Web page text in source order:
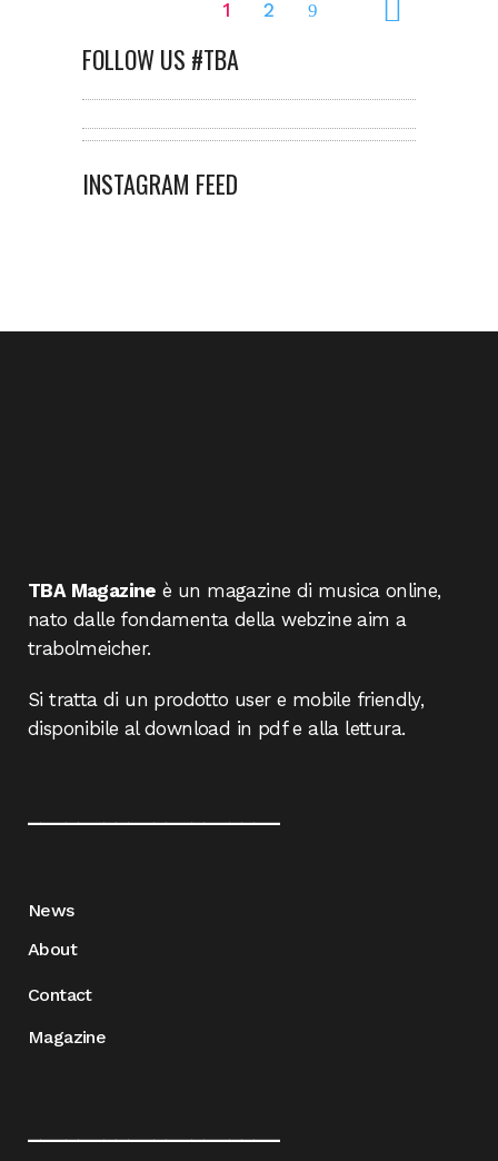
1 2
FOLLOW US #TBA
INSTAGRAM FEED
TBA Magazine è un magazine di musica online,
nato dalle fondamenta della webzine aim a
trabolmeicher.
Si tratta di un prodotto user e mobile friendly,
disponibile al download in pdf e alla lettura.
News
About
Contact
Magazine